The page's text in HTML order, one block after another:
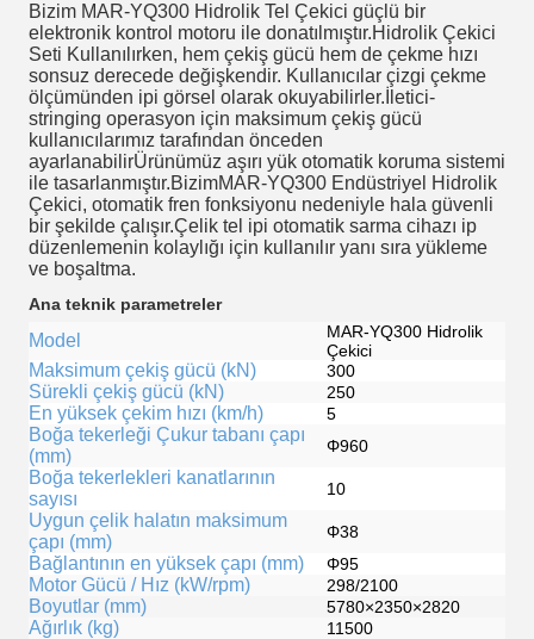
Bizim MAR-YQ300 Hidrolik Tel Çekici güçlü bir
elektronik kontrol motoru ile donatılmıştır.Hidrolik Çekici
Seti Kullanılırken, hem çekiş gücü hem de çekme hızı
sonsuz derecede değişkendir. Kullanıcılar çizgi çekme
ölçümünden ipi görsel olarak okuyabilirler.İletici-
stringing operasyon için maksimum çekiş gücü
kullanıcılarımız tarafından önceden
ayarlanabilirÜrünümüz aşırı yük otomatik koruma sistemi
ile tasarlanmıştır.BizimMAR-YQ300 Endüstriyel Hidrolik
Çekici, otomatik fren fonksiyonu nedeniyle hala güvenli
bir şekilde çalışır.Çelik tel ipi otomatik sarma cihazı ip
düzenlemenin kolaylığı için kullanılır yanı sıra yükleme
ve boşaltma.
Ana teknik parametreler
Model
MAR-YQ300 Hidrolik
Çekici
Maksimum çekiş gücü (kN) 300
Sürekli çekiş gücü (kN) 250
En yüksek çekim hızı (km/h) 5
Boğa tekerleği Çukur tabanı çapı
(mm)
Φ960
Boğa tekerlekleri kanatlarının
sayısı
10
Uygun çelik halatın maksimum
çapı (mm)
Φ38
Bağlantının en yüksek çapı (mm) Φ95
Motor Gücü / Hız (kW/rpm) 298/2100
Boyutlar (mm) 5780×2350×2820
Ağırlık (kg)
11500